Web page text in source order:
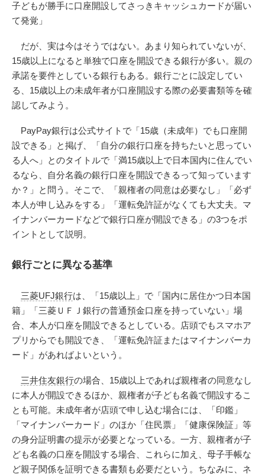
子どもが勝手に口座開設してさっきキャッシュカードが届い
て発覚」
だが、実は今はそうではない。あまり知られていないが、
15歳以上になると単独で口座を開設できる銀行が多い。親の
承諾を要件としている銀行もある。銀行ごとに設定してい
る、15歳以上の未成年者が口座開設する際の必要書類等を確
認してみよう。
PayPay銀行は公式サイトで「15歳（未成年）でも口座開
設できる」と掲げ、「自分の銀行口座を持ちたいと思ってい
る人へ」とのタイトルで「満15歳以上で日本国内に住んでい
るなら、自分名義の銀行口座を開設できるって知っています
か？」と問う。そこで、「親権者の同意は必要なし」「必ず
本人が申し込みをする」「運転免許証がなくても大丈夫。マ
イナンバーカードなどで銀行口座が開設できる」の3つをポ
イントとして説明。
銀行ごとに異なる基準
三菱UFJ銀行は、「15歳以上」で「国内に居住かつ日本国
籍」「三菱ＵＦＪ銀行の普通預金口座を持っていない」場
合、本人が口座を開設できるとしている。店頭でもスマホア
プリからでも開設でき、「運転免許証またはマイナンバーカ
ード」があればよいという。
三井住友銀行の場合、15歳以上であれば親権者の同意なし
に本人が開設できるほか、親権者が子ども名義で開設するこ
とも可能。未成年者が店頭で申し込む場合には、「印鑑」
「マイナンバーカード」のほか「住民票」「健康保険証」等
の身分証明書の提示が必要となっている。一方、親権者が子
ども名義の口座を開設する場合、これらに加え、母子手帳な
ど親子関係を証明できる書類も必要だという。ちなみに、ネ